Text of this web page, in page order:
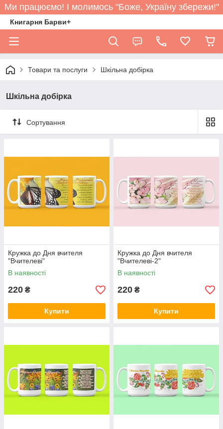
Ми працюємо! І молимось "Боже, Україну збережи!"
Книгарня Барви+
Товари та послуги Шкільна добірка
Шкільна добірка
Сортування
Кружка до Дня вчителя
"Вчителеві"
В наявності
220 ₴
Купити
Кружка до Дня вчителя
"Вчителеві-2"
В наявності
220 ₴
Купити